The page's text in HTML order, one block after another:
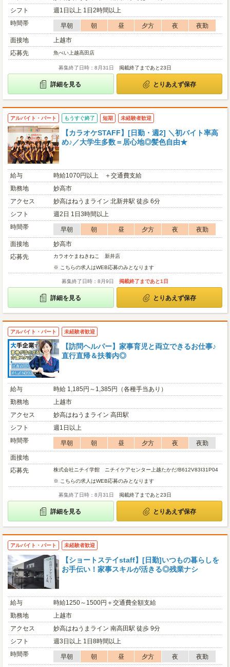
シフト
週1日以上 1日2時間以上
時間帯
早朝 朝 昼 夕方 夜
夜勤
面接地
上越市
応募先
魚べい上越高田店
募集終了日時：8月31日 掲載終了まであと23日
詳細を見る とりあえず保存
アルバイト・パート もうすぐ終了 短期 未経験者歓迎
【カラオケSTAFF】[日勤・週2] ＼初バイト率高
め♪／大学生多数＝居心地◎髪色自由★
給与
時給1070円以上 ＋交通費支給
勤務地
妙高市
アクセス
妙高はねうまライン 北新井駅 徒歩 6分
シフト
週2日 1日3時間以上
時間帯
早朝 朝 昼 夕方 夜
夜勤
面接地
妙高市
応募先
カラオケまねきねこ 新井店
※ こちらの求人はWEB応募のみとなります
募集終了日時：8月9日 掲載終了まであと1日
詳細を見る とりあえず保存
アルバイト・パート 未経験者歓迎
【訪問ヘルパー】家事育児と両立できるお仕事♪
直行直帰＆扶養内◎
給与
時給 1,185円～1,385円（各種手当あり）
勤務地
上越市
アクセス
妙高はねうまライン 高田駅
シフト
週1日以上
時間帯
早朝 朝 昼 夕方 夜
夜勤
面接地
応募先
株式会社ニチイ学館 ニチイケアセンター上越たかだ/B612V83I31P04
※ こちらの求人はWEB応募のみとなります
募集終了日時：8月31日 掲載終了まであと23日
詳細を見る とりあえず保存
アルバイト・パート 未経験者歓迎
【ショートステイstaff】[日勤]いつもの暮らしを
お手伝い！家事スキルが活きる◎残業ナシ
給与
時給1250～1500円＋交通費全額支給
勤務地
上越市
アクセス
妙高はねうまライン 南高田駅 徒歩 9分
シフト
週3日以上 1日8時間以上
時間帯
早朝 朝 昼 夕方 夜
夜勤